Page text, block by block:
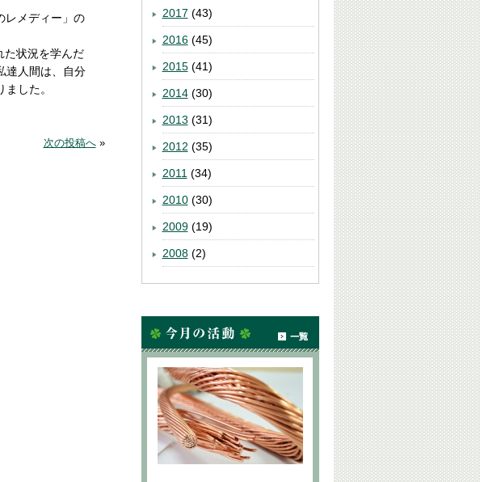
レメディー」の
た状況を学んだ
達人間は、自分
した。
次の投稿へ»
2017 (43)
2016(45)
2015(41)
2014(30)
2013 (31)
2012 (35)
2011 (34)
2010(30)
2009(19)
2008(2)